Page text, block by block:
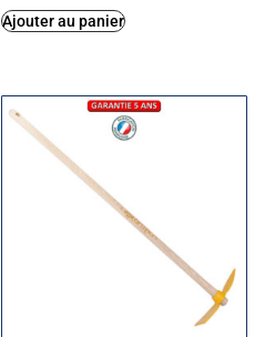
Ajouter au panier